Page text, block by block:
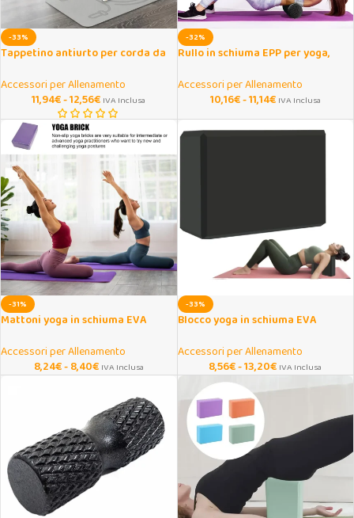
-33%
Tappetino antiurto per corda da
Accessori per Allenamento
11,94€-12,56€ IVA Inclusa
-32%
Rullo in schiuma EPP per yoga,
Accessori per Allenamento
10,16€-11,14€ IVA Inclusa
-31%
Mattoni yoga in schiuma EVA
Accessori per Allenamento
8,24€-8,40€ IVA Inclusa
-33%
Blocco yoga in schiuma EVA
Accessori per Allenamento
8,56€-13,20€ IVA Inclusa